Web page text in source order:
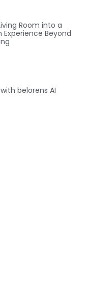
Room into a
Experience Beyond
belorens AI